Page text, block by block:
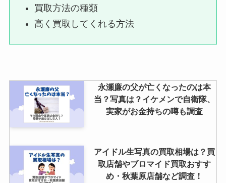
キャンセルは当たりにくくなるか
調査
メンカラの決め方は？
や出演作品を調査
買取方法の種類
高く買取してくれる方法
永瀬廉の父が亡くなったのは本
当？写真は？イケメンで自衛隊、
実家がお金持ちの噂も調査
アイドル生写真の買取相場は？買
取店舗やブロマイド買取おすす
め・秋葉原店舗など調査！